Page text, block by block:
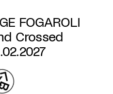
FOGAROLI
Crossed